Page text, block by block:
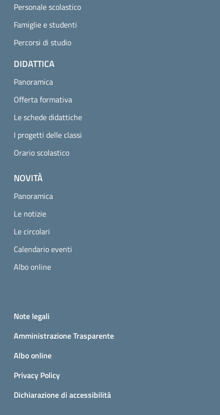
Personale scolastico
Famiglie e studenti
Percorsi di studio
DIDATTICA
Panoramica
Offerta formativa
Le schede didattiche
I progetti delle classi
Orario scolastico
NOVITÀ
Panoramica
Le notizie
Le circolari
Calendario eventi
Albo online
Small prints
Note legali
Amministrazione Trasparente
Albo online
Privacy Policy
Dichiarazione di accessibilità